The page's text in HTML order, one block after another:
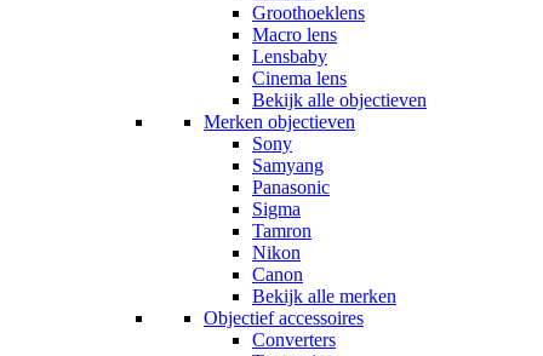
Groothoeklens
Macro lens
Lensbaby
Cinema lens
Bekijk alle objectieven
Merken objectieven
Sony
Samyang
Panasonic
Sigma
Tamron
Nikon
Canon
Bekijk alle merken
Objectief accessoires
Converters